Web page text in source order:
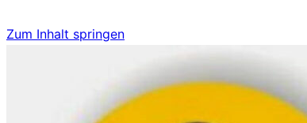
Zum Inhalt springen